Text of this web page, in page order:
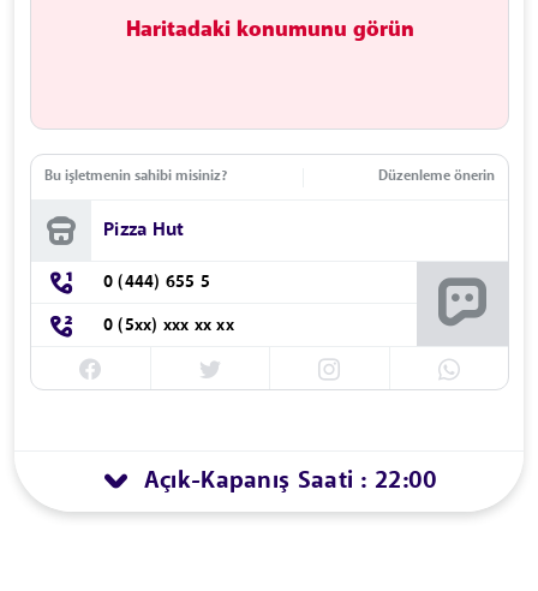
Haritadaki konumunu görün
Bu işletmenin sahibi misiniz? Düzenleme önerin
Pizza Hut
0 (444) 655 5
0 (5xx) xxx xx xx
Açık-Kapanış Saati : 22:00